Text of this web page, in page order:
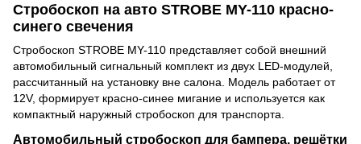
Стробоскоп на авто STROBE MY-110 красно-
синего свечения
Стробоскоп STROBE MY-110 представляет собой внешний
автомобильный сигнальный комплект из двух LED-модулей,
рассчитанный на установку вне салона. Модель работает от
12V, формирует красно-синее мигание и используется как
компактный наружный стробоскоп для транспорта.
Автомобильный стробоскоп для бампера, решётки